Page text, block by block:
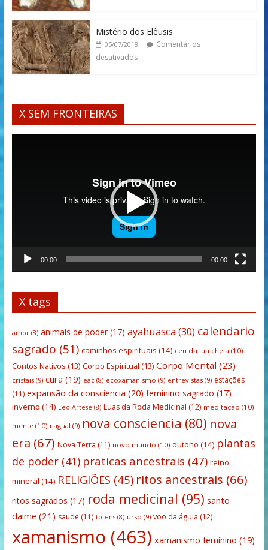
Mistério dos Elêusis
05/07/2018
Comentários
desativados
X SEM FRONTEIRAS
00:00 00:00
X tags
amor(8) animais de poder(17) ayahuasca(30) calendario
sagrado (51) caminhos espirituais (14) ceu da lua cheia (10)
Contos Nativos (13) Corpo Espiritual (13) Corpo Mental (23)
cristais(9) cura (19) eac(8) ecoxamanismo (9) entrevistas(9) estações
(11) expansão da consciencia (20) feminino sagrado (17)
inverno (14) Leo Artese (8) Luas da Roda Medicinal (12) meditação (10)
mente(10) nagual (9) nova consciencia (80) nova
era (67) Nova Terra (11) novo mundo (10) outono (14) plantas
de poder(41) praticas ancestrais (47) reino
mineral (14) RELIGIÕES (45) ritos ancestrais (66)
ritos sagrados (17) roda medicinal (95) santo
daime (21) saude (11) totens(8) urso (9) voo da águia (12)
xamanismo (463) xamanismo feminino (19)